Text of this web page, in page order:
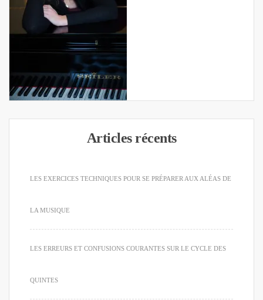
Articles récents
LES EXERCICES TECHNIQUES POUR SE PRÉPARER AUX ALÉAS DE
LA MUSIQUE
LES ERREURS ET CONFUSIONS COURANTES SUR LE CYCLE DES
QUINTES